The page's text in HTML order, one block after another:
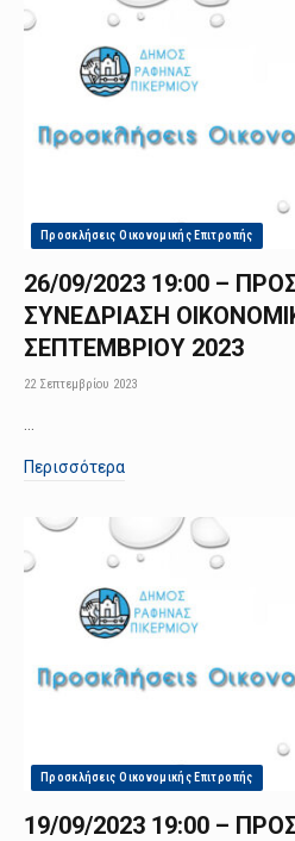
Προσκλήσεις Οικονομικής Επιτροπής
26/09/2023 19:00 –
ΣΥΝΕΔΡΙΑΣΗ
ΣΕΠΤΕΜΒΡΙΟΥ 2023
22 Σεπτεμβρίου 2023
Περισσότερα
Προσκλήσεις Οικονομικής Επιτροπής
19/09/2023 19:00 –